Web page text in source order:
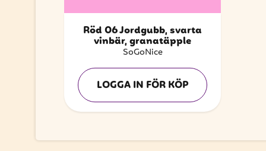
Röd 06 Jordgubb, svarta
vinbär, granatäpple
SoGoNice
LOGGA IN FÖR KÖP